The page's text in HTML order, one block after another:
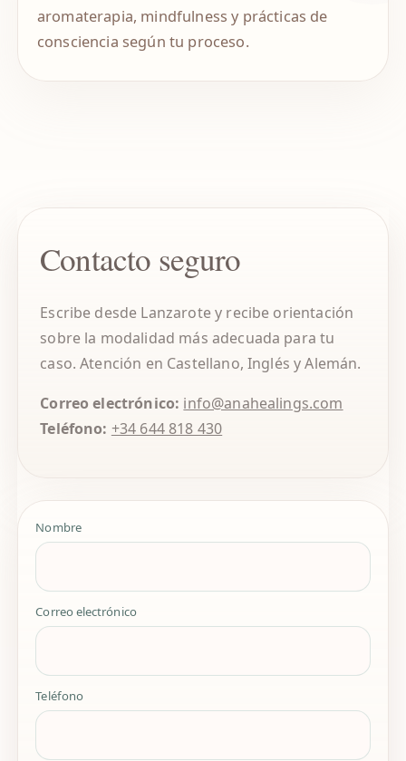
aromaterapia, mindfulness y prácticas de
consciencia según tu proceso.
Contacto seguro
Escribe desde Lanzarote y recibe orientación
sobre la modalidad más adecuada para tu
caso. Atención en Castellano, Inglés y Alemán.
Correo electrónico: info@anahealings.com
Teléfono: +34 644 818 430
Nombre
Correo electrónico
Teléfono